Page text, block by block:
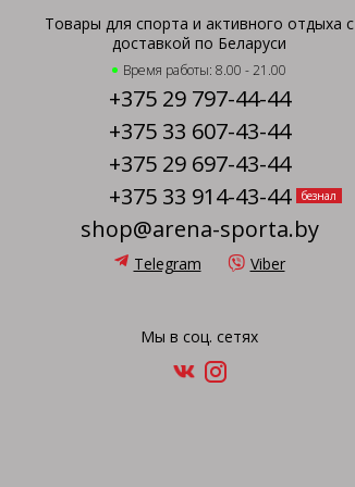
Товары для спорта и активного отдыха с
доставкой по Беларуси
Время работы: 8.00 - 21.00
+375 29 797-44-44
+375 33 607-43-44
+375 29 697-43-44
+375 33 914-43-44
безнал
shop@arena-sporta.by
Telegram Viber
Мы в соц. сетях